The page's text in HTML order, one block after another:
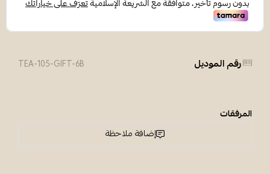
رقم الموديل TEA-105-GIFT-6B
المرفقات
إضافة ملاحظة